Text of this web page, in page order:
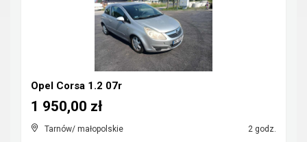
Opel Corsa 1.2 07r
Tarnów/ małopolskie 2 godz.
1 950,00 zł